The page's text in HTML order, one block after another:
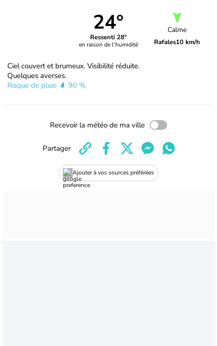
24°
Ressenti 28°
en raison de l'humidité
Calme
Rafales10 km/h
Ciel couvert et brumeux. Visibilité réduite.
Quelques averses.
Risque de pluie
90 %
Recevoir la météo de ma ville
Ajouter à vos sources préférées
Partager